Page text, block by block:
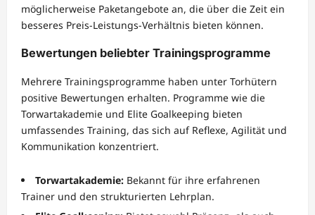
möglicherweise Paketangebote an, die über die Zeit ein
besseres Preis-Leistungs-Verhältnis bieten können.
Bewertungen beliebter Trainingsprogramme
Mehrere Trainingsprogramme haben unter Torhütern
positive Bewertungen erhalten. Programme wie die
Torwartakademie und Elite Goalkeeping bieten
umfassendes Training, das sich auf Reflexe, Agilität und
Kommunikation konzentriert.
Torwartakademie: Bekannt für ihre erfahrenen
Trainer und den strukturierten Lehrplan.